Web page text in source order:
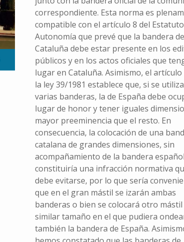
correspondiente. Esta norma es
compatible con el artículo 8 del
Autonomía que prevé que la bandera de
Cataluña debe estar presente en los
públicos y en los actos oficiales que
lugar en Cataluña. Asimismo, el artículo
la ley 39/1981 establece que, si se
varias banderas, la de España debe
lugar de honor y tener iguales
mayor preeminencia que el resto. En
consecuencia, la colocación de una
catalana de grandes dimensiones, sin
acompañamiento de la bandera
constituiría una infracción normativa
debe evitarse, por lo que sería
que en el gran mástil se izarán ambas
banderas o bien se colocará otro mástil
similar tamaño en el que pudiera
también la bandera de España.